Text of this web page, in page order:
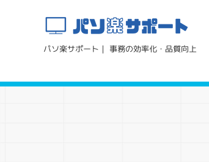
パソ楽サポート｜ 事務の効率化・品質向上